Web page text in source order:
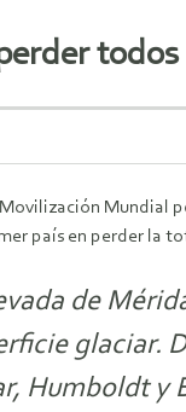
Mundial
país en perder la
de
glaciar.
Humboldt y